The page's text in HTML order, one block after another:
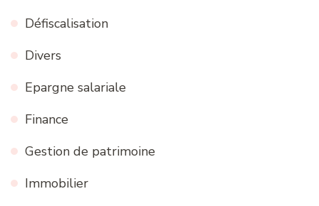
Défiscalisation
Divers
Epargne salariale
Finance
Gestion de patrimoine
Immobilier